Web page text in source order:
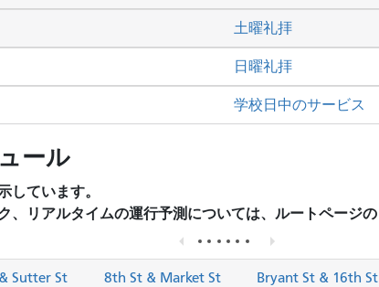
土曜礼拝
日曜礼拝
学校日中のサービス
ール
しています。
、リアルタイムの運行予測については、ルートページの
Sutter St 8th St & Market St Bryant St & 16th St